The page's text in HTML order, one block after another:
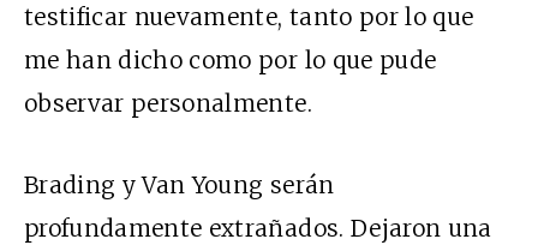
testificar nuevamente, tanto por lo que
me han dicho como por lo que pude
observar personalmente.
Brading y Van Young serán
profundamente extrañados. Dejaron una